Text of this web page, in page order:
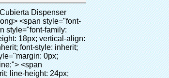
align: baseline; word-wrap: break-word; color: #333333;"><br> <span style="margin: 0px; padding: 0px; border: 0px; font-size: inherit; font-style: inherit; font-weight: inherit; line-height: 18px; vertical-align: baseline; color: #000000;"> <span style="margin: 0px; padding: 0px; border: 0px; font-size: 14px; font-style: inherit; font-weight: inherit; line-height: 21px; vertical-align: baseline;"> <span style="margin: 0px; padding: 0px; border: 0px; font-size: inherit; font-style: inherit; font-weight: bold; line-height: 21px; vertical-align: baseline;"> Medical system: </span> </span> Clínicas, hospital sala de operaciones, ct, de rayos x, b ultra habitación (para las mujeres), ICU habitación, sala vip, hboc, centro de la sangre, sitio del bebé, etc </span> </p> <p style="border: 0px; font-family: Arial,Helvetica; line-height: 18px; vertical-align: baseline; word-wrap: break-word; color: #333333;"><span style="margin: 0px; padding: 0px; border: 0px; font-size: inherit; font-style: inherit; font-weight: inherit; line-height: 18px; vertical-align: baseline; color: #000000;">&nbsp;</span></p> <table class="aliDataTable" style="margin: 0px; padding: 0px; font-family: Arial,Helvetica; font-size: 12px; line-height: 18px; word-wrap: break-word; width: 635px; color: #333333;" border="1" cellspacing="0" cellpadding="0"><